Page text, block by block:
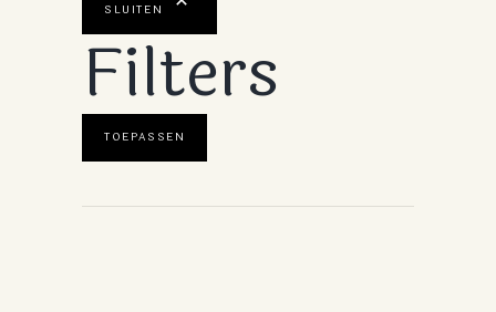
SLUITEN
Filters
TOEPASSEN